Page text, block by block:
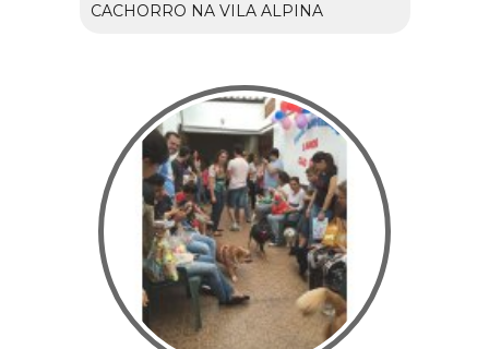
CACHORRO NA VILA ALPINA